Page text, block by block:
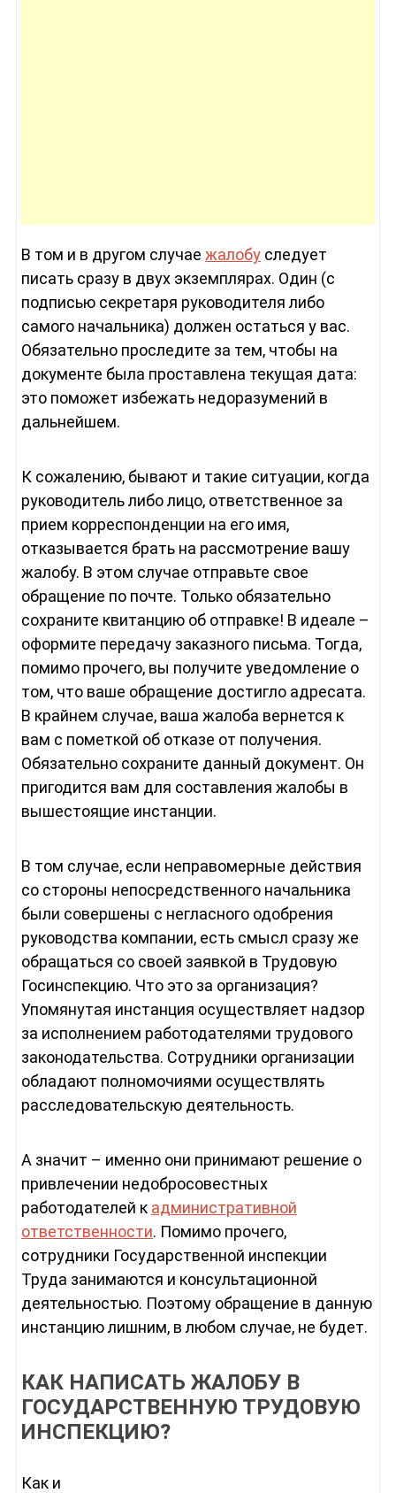
В том и в другом случае жалобуследует
писать сразу в двух экземплярах. Один (с
подписью секретаря руководителя либо
самого начальника) должен остаться у вас.
Обязательно проследите за тем, чтобы на
документе была проставлена текущая дата:
это поможет избежать недоразумений в
дальнейшем.
К сожалению, бывают и такие ситуации, когда
руководитель либо лицо, ответственное за
прием корреспонденции на его имя,
отказывается брать на рассмотрение вашу
жалобу. В этом случае отправьте свое
обращение по почте. Только обязательно
сохраните квитанцию об отправке! В идеале –
оформите передачу заказного письма. Тогда,
помимо прочего, вы получите уведомление о
том, что ваше обращение достигло адресата.
В крайнем случае, ваша жалоба вернется к
вам с пометкой об отказе от получения.
Обязательно сохраните данный документ. Он
пригодится вам для составления жалобы в
вышестоящие инстанции.
В том случае, если неправомерные действия
со стороны непосредственного начальника
были совершены с негласного одобрения
руководства компании, есть смысл сразу же
обращаться со своей заявкой в Трудовую
Госинспекцию. Что это за организация?
Упомянутая инстанция осуществляет надзор
за исполнением работодателями трудового
законодательства. Сотрудники организации
обладают полномочиями осуществлять
расследовательскую деятельность.
А значит – именно они принимают решение о
привлечении недобросовестных
работодателей к административной
ответственности. Помимо прочего,
сотрудники Государственной инспекции
Труда занимаются и консультационной
деятельностью. Поэтому обращение в данную
инстанцию лишним, в любом случае, не будет.
КАК НАПИСАТЬ ЖАЛОБУ В
ГОСУДАРСТВЕННУЮ ТРУДОВУЮ
ИНСПЕКЦИЮ?
Как и